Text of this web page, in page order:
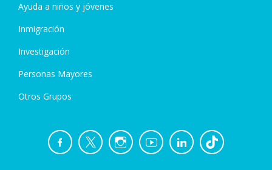
Ayuda a niños y jóvenes
Inmigración
Investigación
Personas Mayores
Otros Grupos